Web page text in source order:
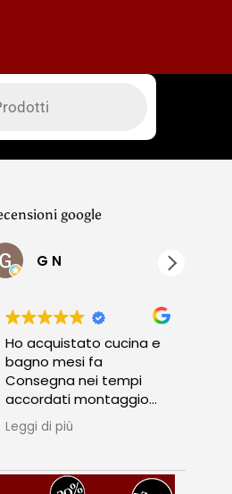
google
G N
Ho acquistato cucina e
bagno mesi fa
Consegna nei tempi
accordati montaggio
perfetto qualità prezzo
top insomma grazie
Leggi di più